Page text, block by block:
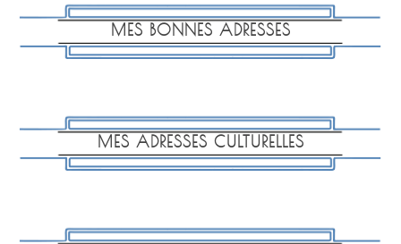
MES BONNES ADRESSES
MES ADRESSES CULTURELLES